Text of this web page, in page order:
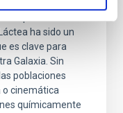
ha sido un
es clave para
Galaxia. Sin
poblaciones
o cinemática
químicamente